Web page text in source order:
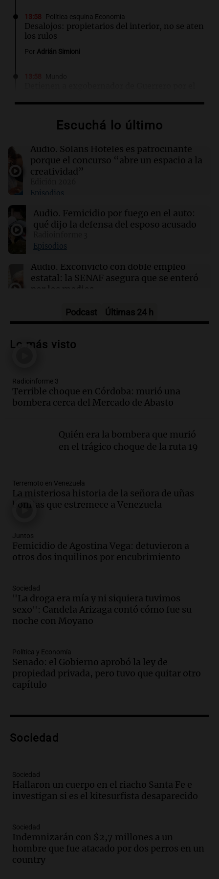
13:58 Política esquina Economía
Desalojos: propietarios del interior, no se aten
los rulos
Por Adrián Simioni
2014
Un estudio alerta que la Antártida comenzó a
liberar mercurio por el impacto del cambio
climático
13:50 Sociedad
Condenaron a prisión perpetua a los cuatro
acusados por el crimen de Máximo Jerez
13:48 3x1:4
Los gustos caros del ministro Caputo
PorSergio Suppo
Escuchá lo último
Audio. Solans Hoteles es patrocinante
porque el concurso “abre un espacio a la
creatividad”
Episodios
Audio. Femicidio por fuego en el auto:
qué dijo la defensa del esposo acusado
Episodios
Audio. Exconvicto con doble empleo
estatal: la SENAF asegura que se enteró
por los medios
Caputo | Por Sergio Suppo
Audio.
interior, no se aten los rulos | Por
Adrián Simioni
Tras atrincherarse, la intendenta
interina de Villa Santa Cruz del Lago
Episodios
Audio.La justicia investiga una estafa
millonaria a través de una financiera en
Panorama Federal
Episodios
Audio.Cómo serán los desalojos exprés
ley de propiedad privada
Ahora país
Episodios
Audio. Se inaugura la décimo primera
Panorama Federal
Episodios
Audio.Se atrincheró la intendenta
interina de Villa Santa Cruz del Lago
Audio.
Noticias
Episodios
Audio. La Rioja inicia pago de bonos y
Panorama Federal
Episodios
Audio.Los Tekis presentaron
"Cordillera y Mar" y llenaron de
Podcast Últimas 24 h
Lo más visto
Radioinforme 3
Terrible choque en Córdoba: murió una
bombera cerca del Mercado de Abasto
Quién era la bombera que murió
en el trágico choque de la ruta 19
Terremoto en Venezuela
La misteriosa historia de la señora de uñas
bonitas que estremece a Venezuela
Juntos
Femicidio de Agostina Vega: detuvieron a
otros dos inquilinos por encubrimiento
Sociedad
"La droga era mía y ni siquiera tuvimos
sexo": Candela Arizaga contó cómo fue su
noche con Moyano
Política y Economía
Senado: el Gobierno aprobó la ley de
propiedad privada, pero tuvo que quitar otro
capítulo
Sociedad
Sociedad
Hallaron un cuerpo en el riacho Santa Fe e
investigan si es el kitesurfista desaparecido
Sociedad
Indemnizarán con $2,7 millones a un
hombre que fue atacado por dos perros en un
country